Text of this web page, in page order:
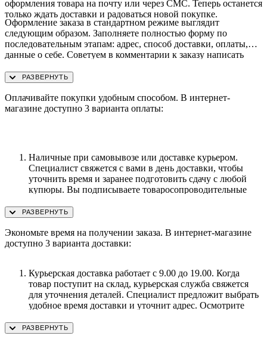
оформления товара на почту или через СМС. Теперь останется
только ждать доставки и радоваться новой покупке.
Оформление заказа в стандартном режиме выглядит
следующим образом. Заполняете полностью форму по
последовательным этапам: адрес, способ доставки, оплаты,
данные о себе. Советуем в комментарии к заказу написать
кнопку «Оформить заказ».
Оплачивайте покупки удобным способом. В интернет-
магазине доступно 3 варианта оплаты:
Наличные при самовывозе или доставке курьером.
Специалист свяжется с вами в день доставки, чтобы
уточнить время и заранее подготовить сдачу с любой
купюры. Вы подписываете товаросопроводительные
товар и чек.
интернет-магазине: карты Visa и MasterCard. Чтобы
оплатить покупку, система перенаправит вас на сервер
Электронные системы при онлайн-заказе: PayPal,
WebMoney и Яндекс.Деньги. Для совершения покупки
система перенаправит вас на страницу платежного
сервиса. Здесь необходимо заполнить форму по
Экономьте время на получении заказа. В интернет-магазине
доступно 3 варианта доставки:
Курьерская доставка работает с 9.00 до 19.00. Когда
товар поступит на склад, курьерская служба свяжется
для уточнения деталей. Специалист предложит выбрать
удобное время доставки и уточнит адрес. Осмотрите
комплектации.